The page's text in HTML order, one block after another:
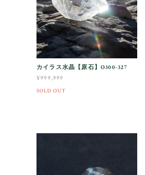
カイラス水晶【原石】O300-327
¥999,999
SOLD OUT